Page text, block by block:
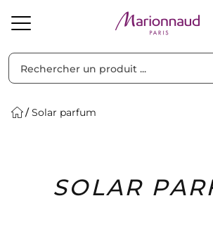
Solaire Homme Marques Idées
Solar parfum
SOLAR